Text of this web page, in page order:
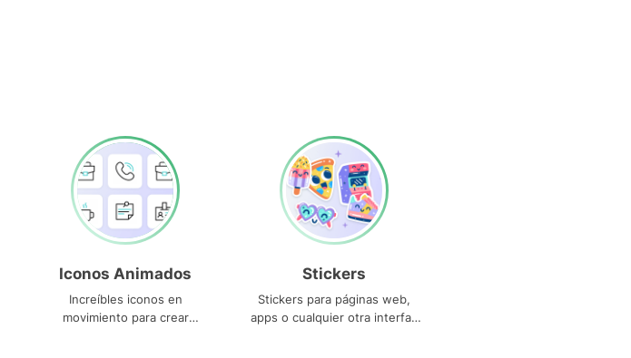
Iconos Animados
Increíbles iconos en
movimiento para crear
Stickers
Stickers para páginas web,
apps o cualquier otra interfaz